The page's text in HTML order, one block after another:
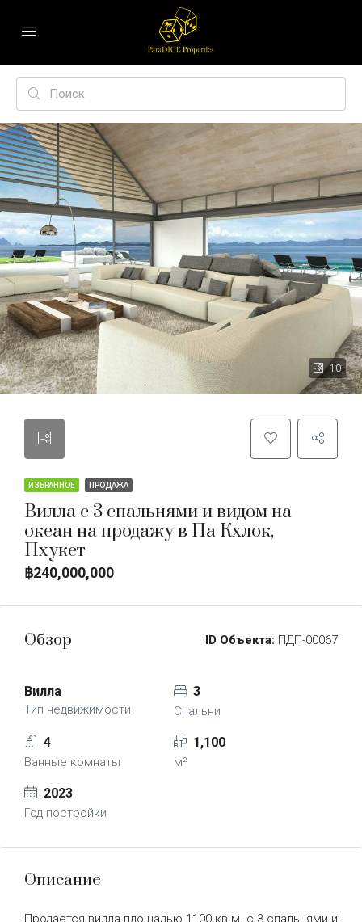
10
ИЗБРАННОЕ ПРОДАЖА
Вилла с 3 спальнями и видом на
океан на продажу в Па Кхлок,
Пхукет
฿240,000,000
Обзор ID Объекта: ПДП-00067
Вилла
Тип недвижимости
3
Спальни
4
Ванные комнаты
1,100
м²
2023
Год постройки
Описание
Продается вилла площадью 1100 кв.м. с 3 спальнями и